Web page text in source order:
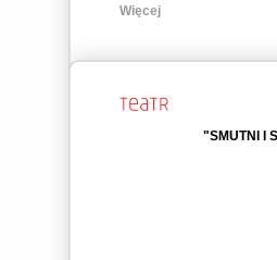
Więcej
"SMUTNI I